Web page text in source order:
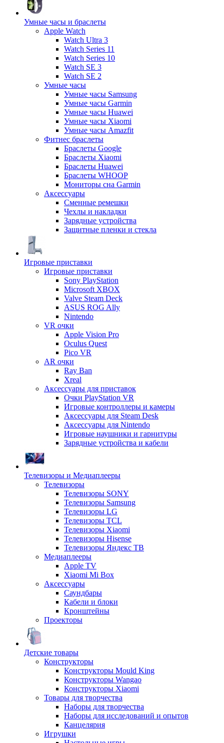
Умные часы и браслеты
Apple Watch
Watch Ultra 3
Watch Series 11
Watch Series 10
Watch SE 3
Watch SE 2
Умные часы
Умные часы Samsung
Умные часы Garmin
Умные часы Huawei
Умные часы Xiaomi
Умные часы Amazfit
Фитнес браслеты
Браслеты Google
Браслеты Xiaomi
Браслеты Huawei
Браслеты WHOOP
Мониторы сна Garmin
Аксессуары
Сменные ремешки
Чехлы и накладки
Зарядные устройства
Защитные пленки и стекла
Игровые приставки
Игровые приставки
Sony PlayStation
Microsoft XBOX
Valve Steam Deck
ASUS ROG Ally
Nintendo
VR очки
Apple Vision Pro
Oculus Quest
Pico VR
AR очки
Ray Ban
Xreal
Аксессуары для приставок
Очки PlayStation VR
Игровые контроллеры и камеры
Аксессуары для Steam Desk
Аксессуары для Nintendo
Игровые наушники и гарнитуры
Зарядные устройства и кабели
Телевизоры и Медиаплееры
Телевизоры
Телевизоры SONY
Телевизоры Samsung
Телевизоры LG
Телевизоры TCL
Телевизоры Xiaomi
Телевизоры Hisense
Телевизоры Яндекс ТВ
Медиаплееры
Apple TV
Xiaomi Mi Box
Аксессуары
Саундбары
Кабели и блоки
Кронштейны
Проекторы
Детские товары
Конструкторы
Конструкторы Mould King
Конструкторы Wangao
Конструкторы Xiaomi
Товары для творчества
Наборы для творчества
Наборы для исследований и опытов
Канцелярия
Игрушки